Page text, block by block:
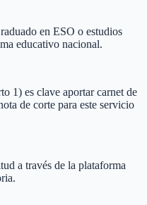
en ESO o estudios
educativo nacional.
1) es clave aportar carnet de
de corte para este servicio
a través de la plataforma